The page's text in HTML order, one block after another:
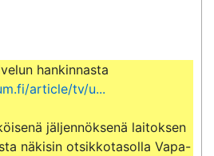
article/tv/u...
jäljennöksenä laitoksen
näkisin otsikkotasolla Vapa-